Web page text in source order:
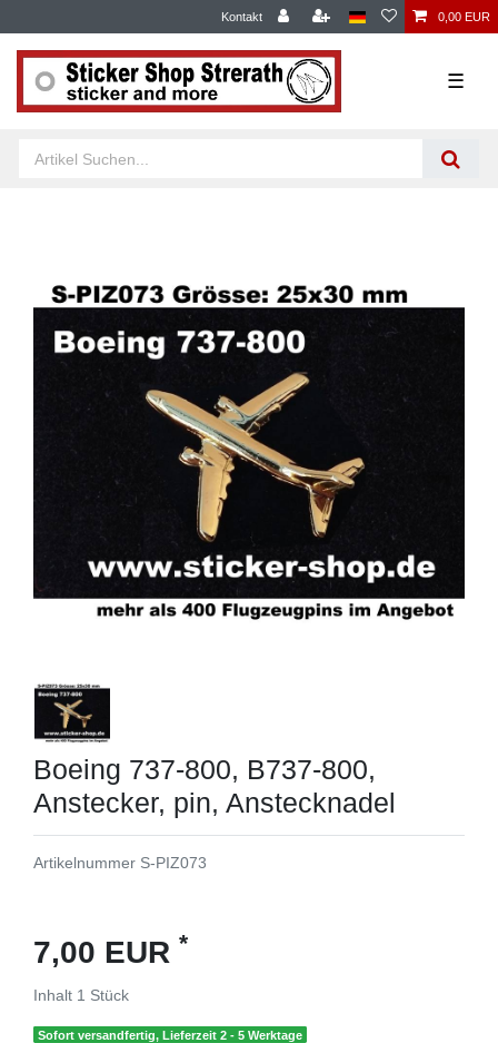
Kontakt 0,00 EUR
☰
Boeing 737-800, B737-800,
Anstecker, pin, Anstecknadel
Artikelnummer S-PIZ073
7,00 EUR *
Inhalt 1 Stück
Sofort versandfertig, Lieferzeit 2 - 5 Werktage